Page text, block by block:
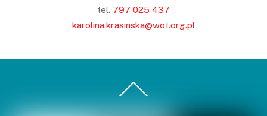
tel. 797 025 437
karolina.krasinska@wot.org.pl